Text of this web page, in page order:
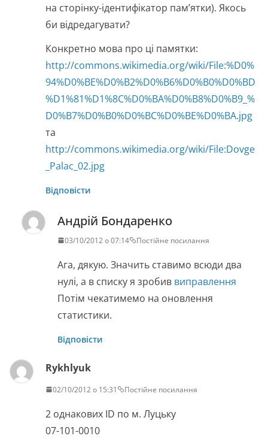
на сторінку-ідентифікатор пам’ятки). Якось
би відредагувати?
Конкретно мова про ці памятки:
http://commons.wikimedia.org/wiki/File:%D0%
94%D0%BE%D0%B2%D0%B6%D0%B0%D0%BD
%D1%81%D1%8C%D0%BA%D0%B8%D0%B9_%
D0%B7%D0%B0%D0%BC%D0%BE%D0%BA.jpg
та
http://commons.wikimedia.org/wiki/File:Dovge
_Palac_02.jpg
Відповісти
Андрій Бондаренко
03/10/2012 о 07:14 Постійне посилання
Ага, дякую. Значить ставимо всюди два
нулі, а в списку я зробив виправлення
Потім чекатимемо на оновлення
статистики.
Відповісти
Rykhlyuk
02/10/2012 о 15:31 Постійне посилання
2 однакових ID по м. Луцьку
07-101-0010